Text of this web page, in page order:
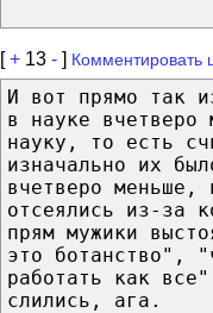
[+ 13 - ] Комментировать
И вот прямо так
в науке вчетверо
науку, то есть
изначально их
вчетверо меньше,
отсеялись из-за
прям мужики
это ботанство",
работать как
слились, ага.